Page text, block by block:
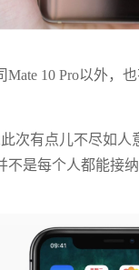
10 Pro以外，
次有点儿不尽如
是每个人都能接纳